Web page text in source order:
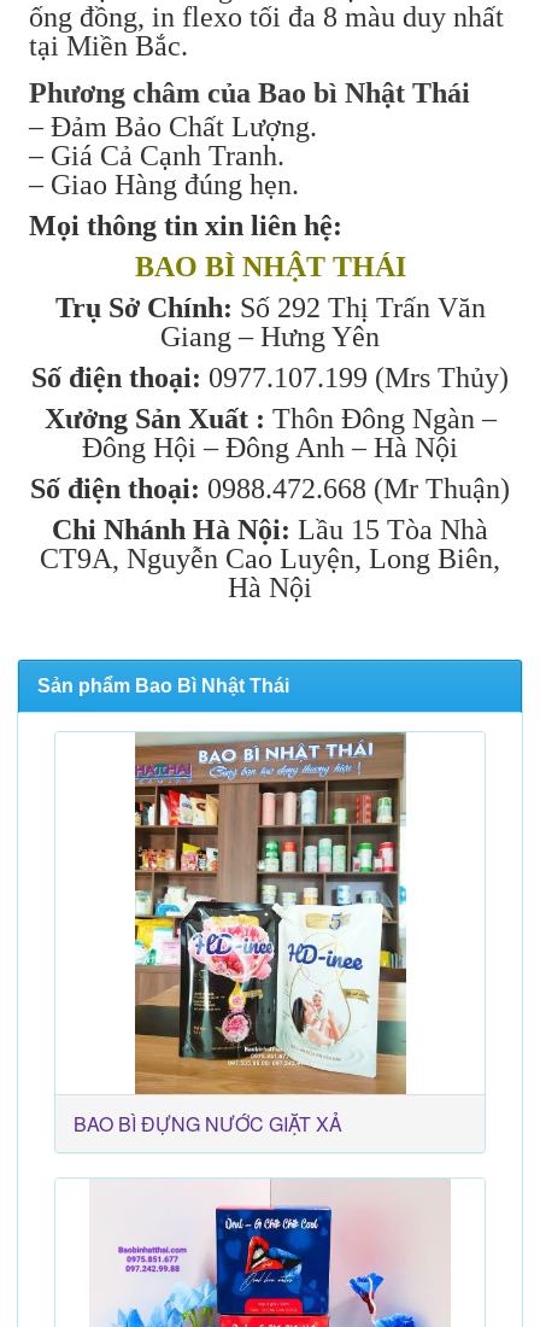
ống đồng, in flexo tối đa 8 màu duy nhất
tại Miền Bắc.
Phương châm của Bao bì Nhật Thái
– Đảm Bảo Chất Lượng.
– Giá Cả Cạnh Tranh.
– Giao Hàng đúng hẹn.
Mọi thông tin xin liên hệ:
BAO BÌ NHẬT THÁI
Trụ Sở Chính: Số 292 Thị Trấn Văn
Giang – Hưng Yên
Số điện thoại: 0977.107.199 (Mrs Thủy)
Xưởng Sản Xuất : Thôn Đông Ngàn –
Đông Hội – Đông Anh – Hà Nội
Số điện thoại: 0988.472.668 (Mr Thuận)
Chi Nhánh Hà Nội: Lầu 15 Tòa Nhà
CT9A, Nguyễn Cao Luyện, Long Biên,
Hà Nội
Sản phẩm Bao Bì Nhật Thái
BAO BÌ ĐỰNG NƯỚC GIẶT XẢ